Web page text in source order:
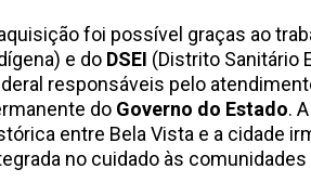
foi possível graças ao
e do DSEI (Distrito Sanitário
responsáveis pelo
do Governo do Estado.
entre Bela Vista e a cidade
no cuidado às comunidades